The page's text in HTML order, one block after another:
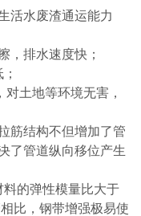
活水废渣通运能力
，排水速度快；
土地等环境无害，
筋结构不但增加了管
了管道纵向移位产生
的弹性模量比大于
比，钢带增强极易使